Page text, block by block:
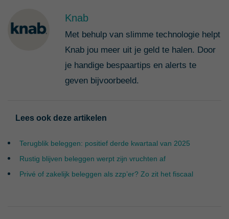
Knab
Met behulp van slimme technologie helpt
Knab jou meer uit je geld te halen. Door
je handige bespaartips en alerts te
geven bijvoorbeeld.
Lees ook deze artikelen
Terugblik beleggen: positief derde kwartaal van 2025
Rustig blijven beleggen werpt zijn vruchten af
Privé of zakelijk beleggen als zzp’er? Zo zit het fiscaal